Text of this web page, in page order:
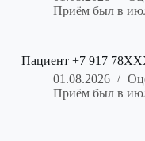
Приём был в
Пациент +7 917
01.08.2026
Приём был в